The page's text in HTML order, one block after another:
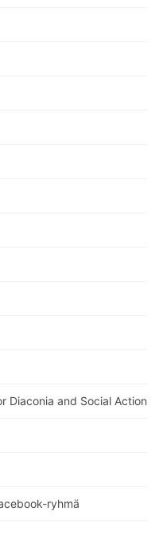
Diaconia and Social Action
ryhmä